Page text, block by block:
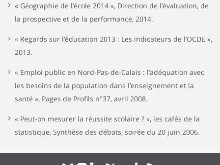
« Géographie de l’école 2014 », Direction de l’évaluation, de
la prospective et de la performance, 2014.
« Regards sur l’éducation 2013 : Les indicateurs de l’OCDE »,
2013.
« Emploi public en Nord-Pas-de-Calais : l’adéquation avec
les besoins de la population dans l’enseignement et la
santé », Pages de Profils n°37, avril 2008.
« Peut-on mesurer la réussite scolaire ? », les cafés de la
statistique, Synthèse des débats, soirée du 20 juin 2006.